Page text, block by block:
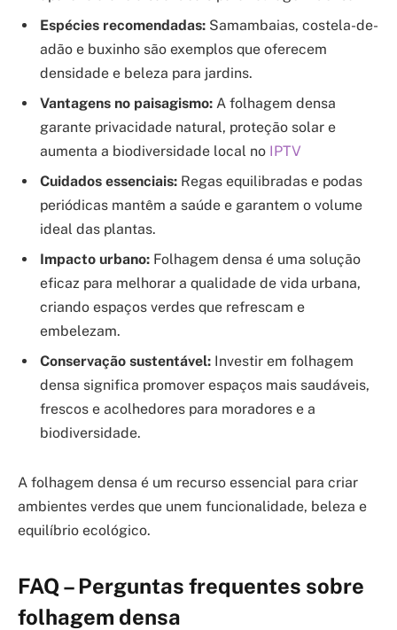
Espécies recomendadas: Samambaias, costela-de-
adão e buxinho são exemplos que oferecem
densidade e beleza para jardins.
Vantagens no paisagismo: A folhagem densa
garante privacidade natural, proteção solar e
aumenta a biodiversidade local no IPTV
Cuidados essenciais: Regas equilibradas e podas
periódicas mantêm a saúde e garantem o volume
ideal das plantas.
Impacto urbano: Folhagem densa é uma solução
eficaz para melhorar a qualidade de vida urbana,
criando espaços verdes que refrescam e
embelezam.
Conservação sustentável: Investir em folhagem
densa significa promover espaços mais saudáveis,
frescos e acolhedores para moradores e a
biodiversidade.
A folhagem densa é um recurso essencial para criar
ambientes verdes que unem funcionalidade, beleza e
equilíbrio ecológico.
FAQ – Perguntas frequentes sobre
folhagem densa